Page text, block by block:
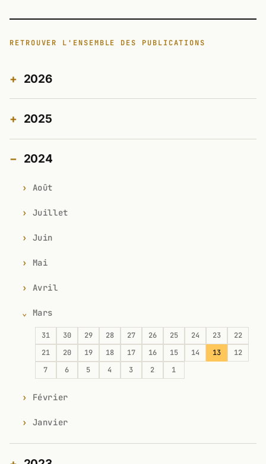
RETROUVER L'ENSEMBLE DES PUBLICATIONS
2026
2025
2024
Août
Juillet
Juin
Mai
Avril
Mars
31 30 29 28 27 26 25 24 23
22
21
20 19 18 17 16 15 14 13
12
7
6 5 4 3 2 1
Février
Janvier